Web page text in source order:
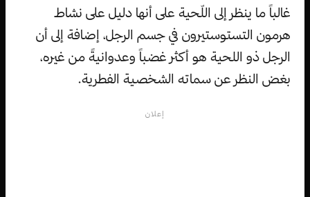
غالباً ما ينظر إلى اللّحية على أنها دليل على نشاط
هرمون التستوستيرون في جسم الرجل، إضافة إلى أن
الرجل ذو اللحية هو أكثر غضباً وعدوانيةً من غيره،
بغض النظر عن سماته الشخصية الفطرية.
إعلان